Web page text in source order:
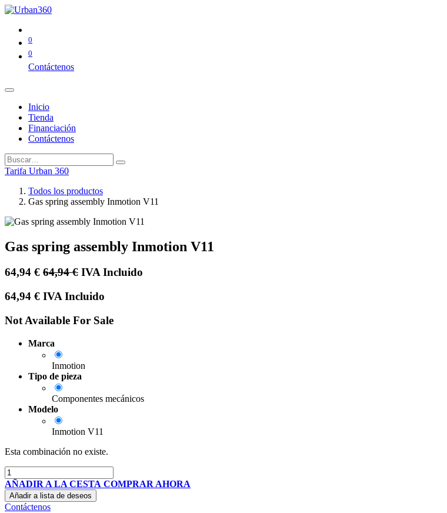
0
0
Contáctenos
Inicio
Tienda
Financiación
Contáctenos
Tarifa Urban 360
Todos los productos
Gas spring assembly Inmotion V11
Gas spring assembly Inmotion V11
64,94 € 64,94€ IVA Incluido
64,94 € IVA Incluido
Not Available For Sale
Marca
Inmotion
Tipo de pieza
Componentes mecánicos
Modelo
Inmotion V11
Esta combinación no existe.
AÑADIR A LA CESTA COMPRAR AHORA
Añadir a lista de deseos
Contáctenos